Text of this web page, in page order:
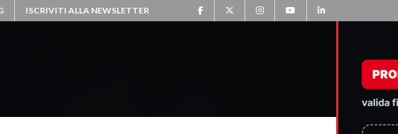
ISCRIVITI ALLA NEWSLETTER